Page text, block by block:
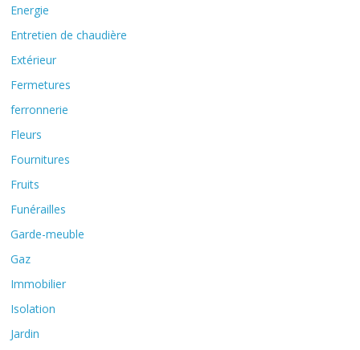
Energie
Entretien de chaudière
Extérieur
Fermetures
ferronnerie
Fleurs
Fournitures
Fruits
Funérailles
Garde-meuble
Gaz
Immobilier
Isolation
Jardin